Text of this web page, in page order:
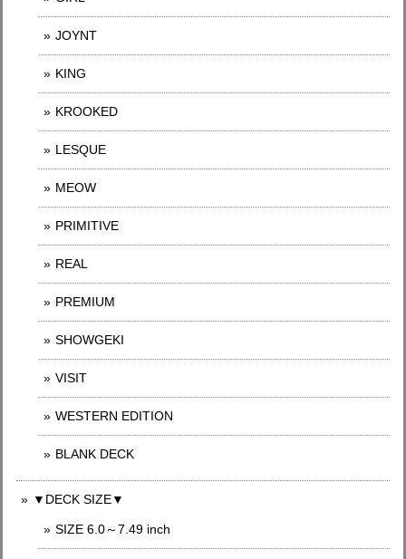
JOYNT
KING
KROOKED
LESQUE
MEOW
PRIMITIVE
REAL
PREMIUM
SHOWGEKI
VISIT
WESTERN EDITION
BLANK DECK
▼DECK SIZE▼
SIZE 6.0～7.49 inch